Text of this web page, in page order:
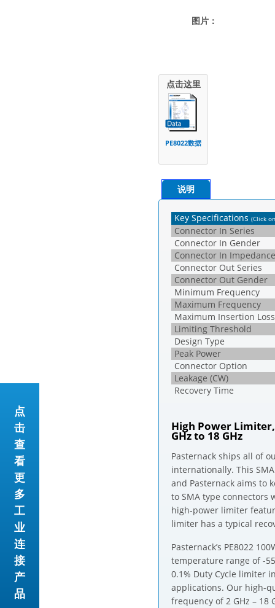
图片：
点击这里
PE8022数据
说明
Key Specifications (Click
Connector In Series
Connector In Gender
Connector In Impedance
Connector Out Series
Connector Out Gender
Minimum Frequency
Maximum Frequency
Maximum Insertion Loss
Limiting Threshold
Design Type
Peak Power
Connector Option
Leakage (CW)
Recovery Time
High Power Limiter,
GHz to 18 GHz
Pasternack ships all of
internationally. This
and Pasternack aims to
to SMA type connectors
high-power limiter
limiter has a typical
Pasternack’s PE8022
temperature range of -
0.1% Duty Cycle limiter
applications. Our high-
frequency of 2 GHz – 18
点
击
查
看
更
多
工
业
连
接
产
品